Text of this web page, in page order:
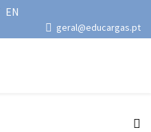
EN
geral@educargas.pt